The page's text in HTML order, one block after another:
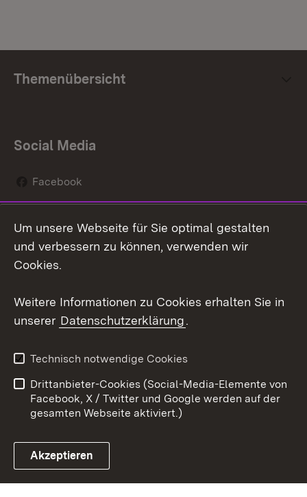
Themenübersicht
Social Media
Facebook
Social Wall
Youtube
Link zum Landesportal
Kontakt
Datenschutz
Barrierefreiheit
Impressum Cookies
Um unsere Webseite für Sie optimal gestalten
und verbessern zu können, verwenden wir
Cookies.
Weitere Informationen zu Cookies erhalten Sie in
unserer Datenschutzerklärung.
Technisch notwendige Cookies
Drittanbieter-Cookies (Social-Media-Elemente von
Facebook, X / Twitter und Google werden auf der
gesamten Webseite aktiviert.)
Akzeptieren